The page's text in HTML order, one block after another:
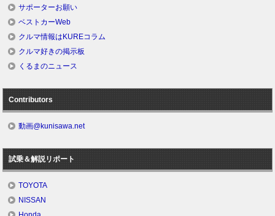
サポーターお願い
ベストカーWeb
クルマ情報はKUREコラム
クルマ好きの掲示板
くるまのニュース
Contributors
動画@kunisawa.net
試乗＆解説リポート
TOYOTA
NISSAN